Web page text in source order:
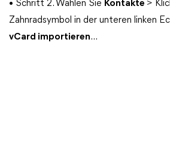
• Schritt 2. Wählen Sie Kontakte >
Zahnradsymbol in der unteren linken
vCard importieren...